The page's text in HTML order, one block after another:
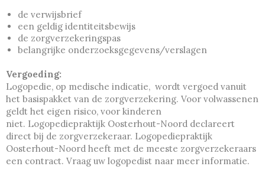
de verwijsbrief
een geldig identiteitsbewijs
de zorgverzekeringspas
belangrijke onderzoeksgegevens/verslagen
Vergoeding:
Logopedie, op medische indicatie, wordt vergoed vanuit
het basispakket van de zorgverzekering. Voor volwassenen
geldt het eigen risico, voor kinderen
niet. Logopediepraktijk Oosterhout-Noord declareert
direct bij de zorgverzekeraar. Logopediepraktijk
Oosterhout-Noord heeft met de meeste zorgverzekeraars
een contract. Vraag uw logopedist naar meer informatie.